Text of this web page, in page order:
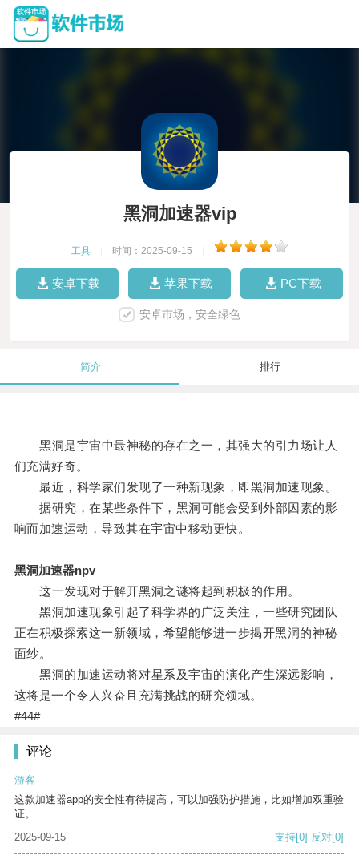
黑洞加速器vip
工具 时间：2025-09-15
安卓下载 苹果下载 PC下载
安卓市场，安全绿色
简介 排行
黑洞是宇宙中最神秘的存在之一，其强大的引力场让人
们充满好奇。
最近，科学家们发现了一种新现象，即黑洞加速现象。
据研究，在某些条件下，黑洞可能会受到外部因素的影
响而加速运动，导致其在宇宙中移动更快。
黑洞加速器npv
这一发现对于解开黑洞之谜将起到积极的作用。
黑洞加速现象引起了科学界的广泛关注，一些研究团队
正在积极探索这一新领域，希望能够进一步揭开黑洞的神秘
面纱。
黑洞的加速运动将对星系及宇宙的演化产生深远影响，
这将是一个令人兴奋且充满挑战的研究领域。
#44#
评论
游客
这款加速器app的安全性有待提高，可以加强防护措施，比如增加双重验
证。
2025-09-15
支持[0] 反对[0]